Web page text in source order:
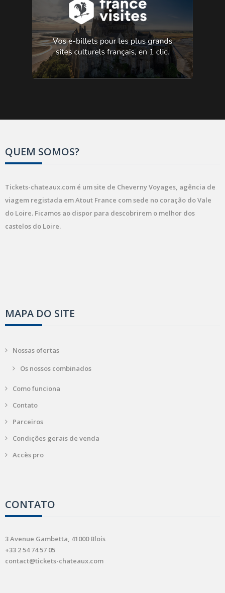
QUEM SOMOS?
Tickets-chateaux.com é um site de Cheverny Voyages, agência de
viagem registada em Atout France com sede no coração do Vale
do Loire. Ficamos ao dispor para descobrirem o melhor dos
castelos do Loire.
MAPA DO SITE
Nossas ofertas
Os nossos combinados
Como funciona
Contato
Parceiros
Condições gerais de venda
Accès pro
CONTATO
3 Avenue Gambetta, 41000 Blois
+33 2 54 74 57 05
contact@tickets-chateaux.com